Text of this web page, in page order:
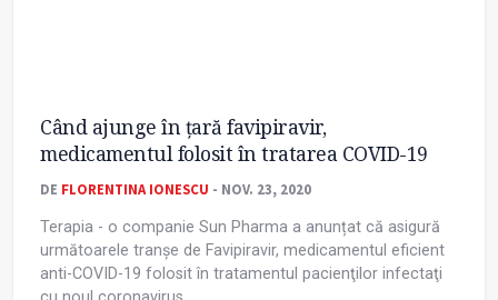
Când ajunge în țară favipiravir,
medicamentul folosit în tratarea COVID-19
DE FLORENTINA IONESCU - NOV. 23, 2020
Terapia - o companie Sun Pharma a anunțat că asigură
următoarele tranșe de Favipiravir, medicamentul eficient
anti-COVID-19 folosit în tratamentul pacienţilor infectaţi